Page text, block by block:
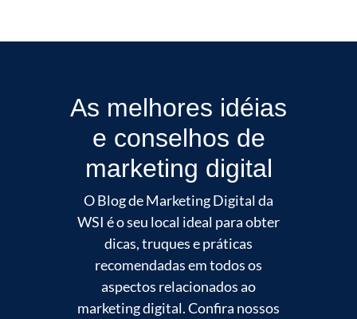
As melhores idéias
e conselhos de
marketing digital
O Blog de Marketing Digital da
WSI é o seu local ideal para obter
dicas, truques e práticas
recomendadas em todos os
aspectos relacionados ao
marketing digital. Confira nossos